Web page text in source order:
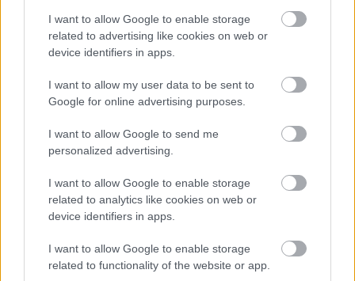
I want to allow Google to enable storage
related to advertising like cookies on web or
device identifiers in apps.
I want to allow my user data to be sent to
Google for online advertising purposes.
I want to allow Google to send me
personalized advertising.
I want to allow Google to enable storage
related to analytics like cookies on web or
device identifiers in apps.
I want to allow Google to enable storage
related to functionality of the website or app.
Theo Frey svájci fotós nem annyira ismert,
mivel eddig a fotóit tartalmazó archívumhoz
nem lehetett hozzáférni, ezenkívül
látásmódja eltér a többi neves svájci fotóstól
- mutatott rá Peter Pfunder kurátor, a
Hozzátette: az alkotó a vidéki mindennapokat
próbálja bemutatni, a tartalomra fókuszál, s
szempont.